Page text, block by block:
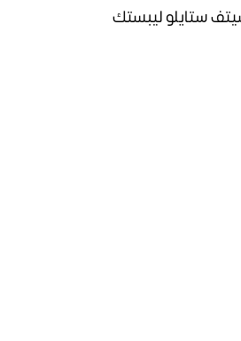
ستايلو ليبستك